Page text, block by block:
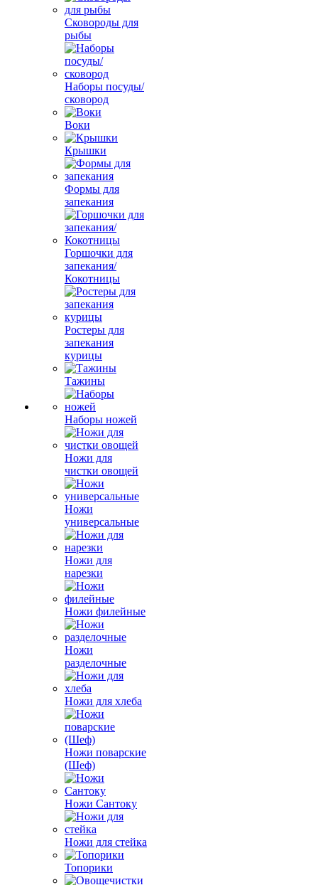
Сковороды для
рыбы
Наборы посуды/
сковород
Воки
Крышки
Формы для
запекания
Горшочки для
запекания/
Кокотницы
Ростеры для
запекания
курицы
Тажины
Наборы ножей
Ножи для
чистки овощей
Ножи
универсальные
Ножи для
нарезки
Ножи филейные
Ножи
разделочные
Ножи для хлеба
Ножи поварские
(Шеф)
Ножи Сантоку
Ножи для стейка
Топорики